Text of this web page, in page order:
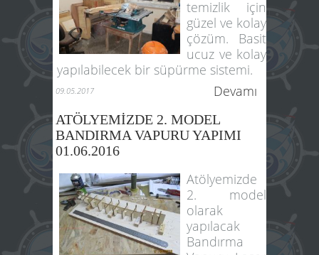
temizlik için
güzel ve kolay
çözüm. Basit
ucuz ve kolay
yapılabilecek bir süpürme sistemi.
09.05.2017 Devamı
ATÖLYEMİZDE 2. MODEL
BANDIRMA VAPURU YAPIMI
01.06.2016
Atölyemizde
2. model
olarak
yapılacak
Bandırma